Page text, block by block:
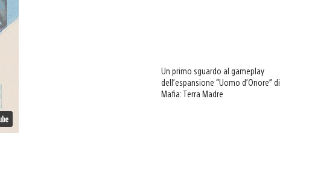
Un primo sguardo al gameplay
dell’espansione “Uomo d’Onore” di
Mafia: Terra Madre